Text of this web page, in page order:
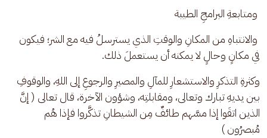
ومتابعةِ البرامجِ الطيبة
والانتباهِ من المكانِ والوقتِ الذي يسترسلُ فيه مع الشر؛ فيكون
في مكانٍ وحالٍ لا يمكنه أن يستعملَ ذلك.
وكثرةِ التذكرِ والاستشعارِ للمآلِ والمصيرِ والرجوعِ إلى اللهِ، والوقوفِ
بين يديهِ تبارك وتعالى، ومقابلتِه، وشؤون الآخرة، قال تعالى ( إنَّ
الذين اتقَوا إذا مسَّهم طائفٌ مِن الشيطانِ تذكَّروا فإذا هُم
مُبصرُون )